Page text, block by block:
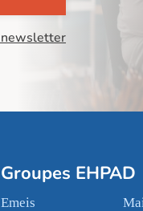
newsletter
Groupes EHPAD
Emeis